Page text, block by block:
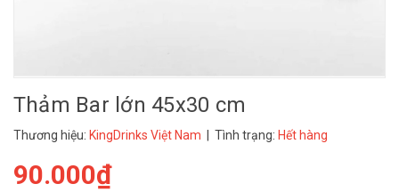
Thảm Bar lớn 45x30 cm
Thương hiệu: KingDrinks Việt Nam | Tình trạng: Hết hàng
90.000₫